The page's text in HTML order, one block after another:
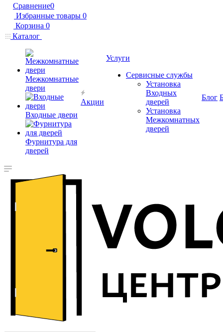
Сравнение0
Избранные товары 0
Корзина 0
Каталог
Межкомнатные
двери
Входные двери
Фурнитура для
дверей
Акции
Услуги
Сервисные службы
Установка
Входных
дверей
Установка
Межкомнатных
дверей
Блог